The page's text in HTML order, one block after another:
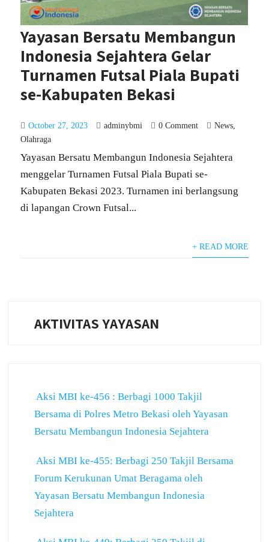
Yayasan Bersatu Membangun
Indonesia Sejahtera Gelar
Turnamen Futsal Piala Bupati
se-Kabupaten Bekasi
October 27, 2023 adminybmi 0 Comment News,
Olahraga
Yayasan Bersatu Membangun Indonesia Sejahtera
menggelar Turnamen Futsal Piala Bupati se-
Kabupaten Bekasi 2023. Turnamen ini berlangsung
di lapangan Crown Futsal...
+ READ MORE
AKTIVITAS YAYASAN
Aksi MBI ke-456 : Berbagi 1000 Takjil
Bersama di Polres Metro Bekasi oleh Yayasan
Bersatu Membangun Indonesia Sejahtera
Aksi MBI ke-455: Berbagi 250 Takjil Bersama
Forum Kerukunan Umat Beragama oleh
Yayasan Bersatu Membangun Indonesia
Sejahtera